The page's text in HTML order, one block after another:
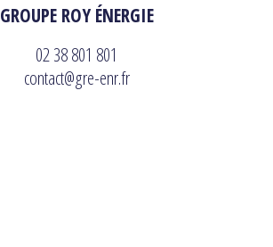
GROUPE ROY ÉNERGIE
02 38 801 801
contact@gre-enr.fr